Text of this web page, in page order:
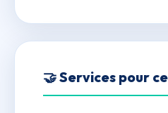
🤝 Services pour